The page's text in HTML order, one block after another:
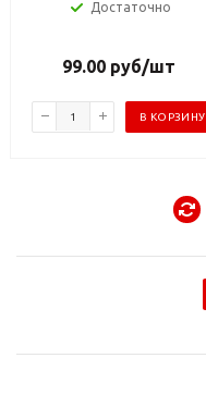
Достаточно
99.00 руб/шт
В КОРЗИНУ